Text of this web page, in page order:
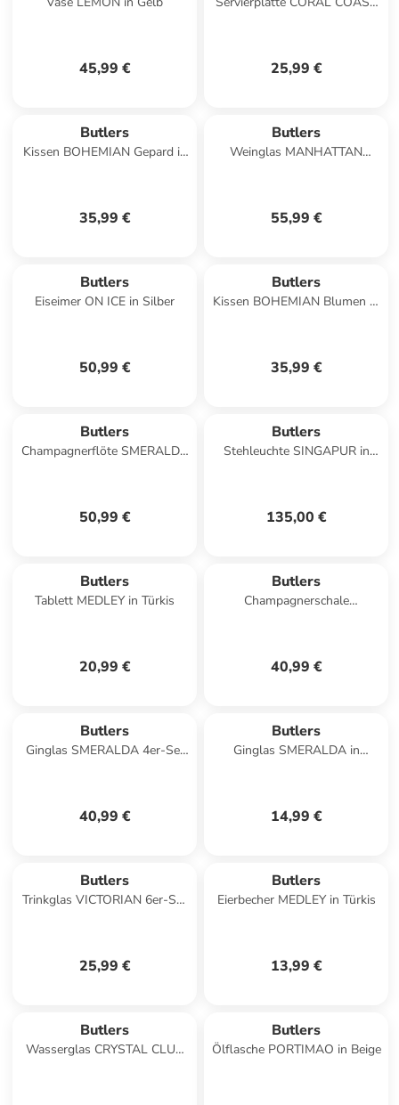
45,99 € 25,99 €
Butlers
Kissen BOHEMIAN Gepard in
35,99 €
Butlers
Weinglas MANHATTAN
55,99 €
Butlers
Eiseimer ON ICE in Silber
50,99 €
Butlers
Kissen BOHEMIAN Blumen in
35,99 €
Butlers
Champagnerflöte SMERALDA
50,99 €
Butlers
Stehleuchte SINGAPUR in
135,00 €
Butlers
Tablett MEDLEY in Türkis
20,99 €
Butlers
Champagnerschale
40,99 €
Butlers
Ginglas SMERALDA 4er-Set
40,99 €
Butlers
Ginglas SMERALDA in
14,99 €
Butlers
Trinkglas VICTORIAN 6er-Set
25,99 €
Butlers
Eierbecher MEDLEY in Türkis
13,99 €
Butlers
Wasserglas CRYSTAL CLUB
Butlers
Ölflasche PORTIMAO in Beige